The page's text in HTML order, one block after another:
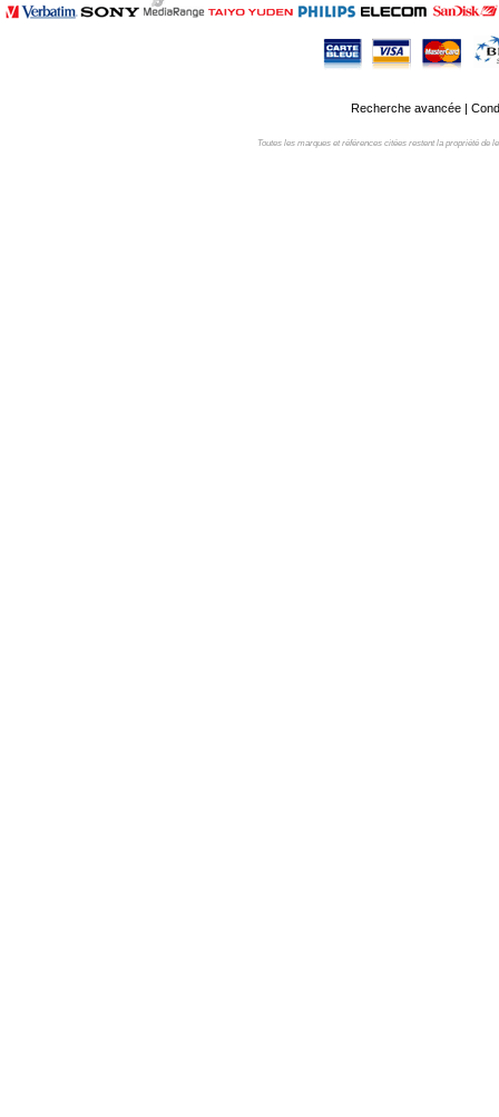
Recherche avancée|
Toutes les marques et références citées restent la propriété de